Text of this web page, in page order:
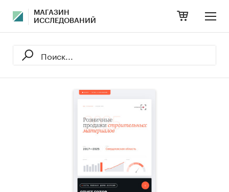
МАГАЗИН
ИССЛЕДОВАНИЙ